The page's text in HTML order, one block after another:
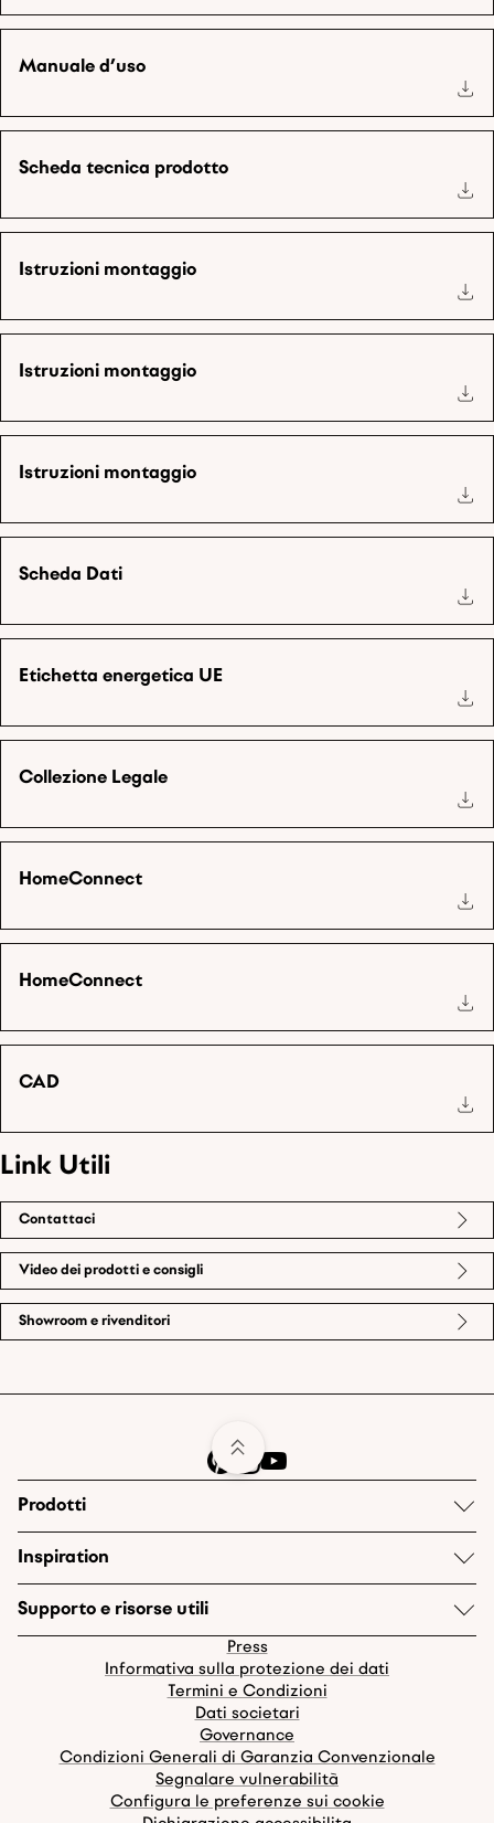
Manuale d’uso
Scheda tecnica prodotto
Istruzioni montaggio
Istruzioni montaggio
Istruzioni montaggio
Scheda Dati
Etichetta energetica UE
Collezione Legale
HomeConnect
HomeConnect
CAD
Link Utili
Contattaci
Video dei prodotti e consigli
Showroom e rivenditori
Prodotti
Inspiration
Supporto e risorse utili
Press
Informativa sulla protezione dei dati
Termini e Condizioni
Dati societari
Governance
Condizioni Generali di Garanzia Convenzionale
Segnalare vulnerabilità
Configura le preferenze sui cookie